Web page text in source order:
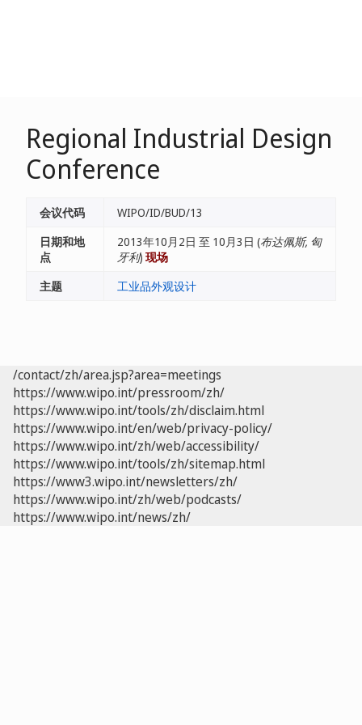
Regional Industrial Design
Conference
会议代码
WIPO/ID/BUD/13
日期和地
点
2013年10月2日 至 10月3日 (布达佩斯, 匈
牙利) 现场
主题
工业品外观设计
/contact/zh/area.jsp?area=meetings
https://www.wipo.int/pressroom/zh/
https://www.wipo.int/tools/zh/disclaim.html
https://www.wipo.int/en/web/privacy-policy/
https://www.wipo.int/zh/web/accessibility/
https://www.wipo.int/tools/zh/sitemap.html
https://www3.wipo.int/newsletters/zh/
https://www.wipo.int/zh/web/podcasts/
https://www.wipo.int/news/zh/